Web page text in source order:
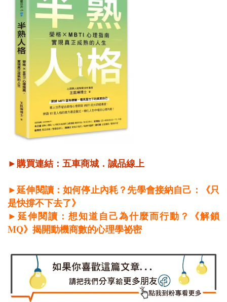
►購買連結： 五車商城 ． 誠品線上
►延伸閱讀：如何停止內耗？先學會接納自己：《只
是快撐不下去了》
►延伸閱讀：想知道自己為什麼而行動？《解鎖
MQ》揭開動機商數的心理學祕密